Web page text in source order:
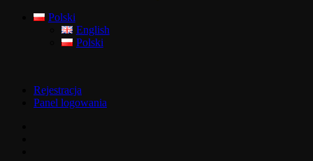
Polski
English
Polski
Rejestracja
Panel logowania